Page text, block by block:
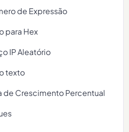
de Expressão
para Hex
IP Aleatório
texto
de Crescimento Percentual